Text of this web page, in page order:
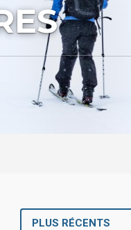
PLUS RÉCENTS